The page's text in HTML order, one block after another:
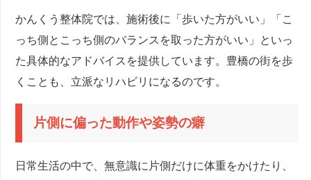
かんくう整体院では、施術後に「歩いた方がいい」「こ
っち側とこっち側のバランスを取った方がいい」といっ
た具体的なアドバイスを提供しています。豊橋の街を歩
くことも、立派なリハビリになるのです。
片側に偏った動作や姿勢の癖
日常生活の中で、無意識に片側だけに体重をかけたり、